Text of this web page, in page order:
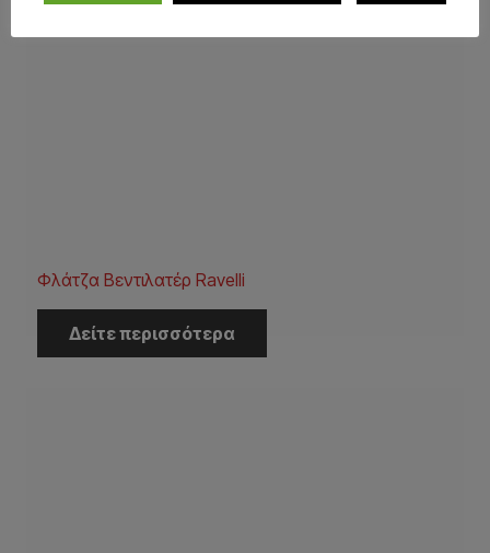
Φλάτζα Βεντιλατέρ Ravelli
Δείτε περισσότερα